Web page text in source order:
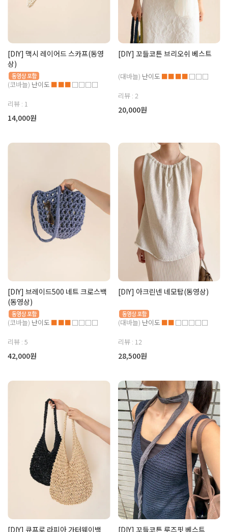
[DIY] 맥시 레이어드 스카프(동영
상)
(코바늘) 난이도 ■■■□□□□
리뷰 : 1
14,000원
[DIY] 꼬들코튼 브리오쉬 베스트
(대바늘) 난이도 ■■■■□□□
리뷰 : 2
20,000원
[DIY] 브레이드500 네트 크로스백
(동영상)
(코바늘) 난이도 ■■■□□□□
리뷰 : 5
42,000원
[DIY] 아크린넨 네모탑(동영상)
(대바늘) 난이도 ■■□□□□□
리뷰 : 12
28,500원
[DIY] 큐프로 라피아 가터웨이백 [DIY] 꼬들코튼 루즈핏 베스트